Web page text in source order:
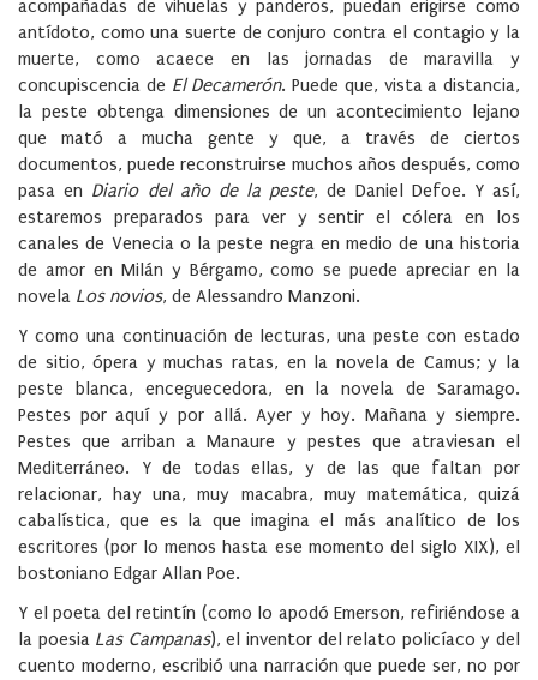
acompañadas de vihuelas y panderos, puedan erigirse como
antídoto, como una suerte de conjuro contra el contagio y la
muerte, como acaece en las jornadas de maravilla y
concupiscencia de El Decamerón. Puede que, vista a distancia,
la peste obtenga dimensiones de un acontecimiento lejano
que mató a mucha gente y que, a través de ciertos
documentos, puede reconstruirse muchos años después, como
pasa en Diario del año de la peste, de Daniel Defoe. Y así,
estaremos preparados para ver y sentir el cólera en los
canales de Venecia o la peste negra en medio de una historia
de amor en Milán y Bérgamo, como se puede apreciar en la
novela Los novios, de Alessandro Manzoni.
Y como una continuación de lecturas, una peste con estado
de sitio, ópera y muchas ratas, en la novela de Camus; y la
peste blanca, enceguecedora, en la novela de Saramago.
Pestes por aquí y por allá. Ayer y hoy. Mañana y siempre.
Pestes que arriban a Manaure y pestes que atraviesan el
Mediterráneo. Y de todas ellas, y de las que faltan por
relacionar, hay una, muy macabra, muy matemática, quizá
cabalística, que es la que imagina el más analítico de los
escritores (por lo menos hasta ese momento del siglo XIX), el
bostoniano Edgar Allan Poe.
Y el poeta del retintín (como lo apodó Emerson, refiriéndose a
la poesia Las Campanas), el inventor del relato policíaco y del
cuento moderno, escribió una narración que puede ser, no por